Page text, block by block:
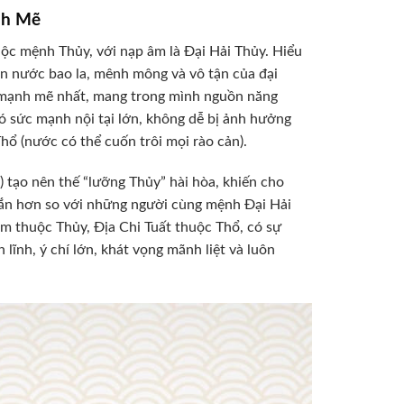
Mẽ
mệnh Thủy, với nạp âm là Đại Hải Thủy. Hiểu
bao la, mênh mông và vô tận của đại
mẽ nhất, mang trong mình nguồn năng
sức mạnh nội tại lớn, không dễ bị ảnh hưởng
(nước có thể cuốn trôi mọi rào cản).
nên thế “lưỡng Thủy” hài hòa, khiến cho
hơn so với những người cùng mệnh Đại Hải
thuộc Thủy, Địa Chi Tuất thuộc Thổ, có sự
lĩnh, ý chí lớn, khát vọng mãnh liệt và luôn